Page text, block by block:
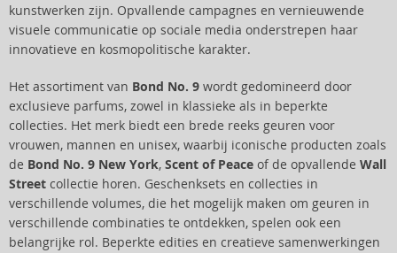
kunstwerken zijn. Opvallende campagnes en vernieuwende
visuele communicatie op sociale media onderstrepen haar
innovatieve en kosmopolitische karakter.
Het assortiment van Bond No. 9 wordt gedomineerd door
exclusieve parfums, zowel in klassieke als in beperkte
collecties. Het merk biedt een brede reeks geuren voor
vrouwen, mannen en unisex, waarbij iconische producten zoals
de Bond No. 9 New York, Scent of Peace of de opvallende Wall
Street collectie horen. Geschenksets en collecties in
verschillende volumes, die het mogelijk maken om geuren in
verschillende combinaties te ontdekken, spelen ook een
belangrijke rol. Beperkte edities en creatieve samenwerkingen